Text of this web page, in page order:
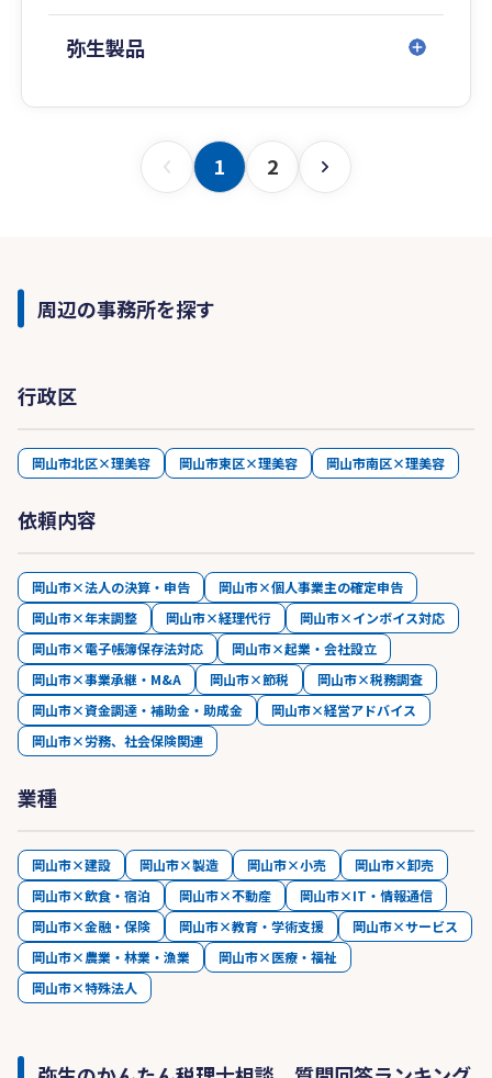
弥生製品
1 2
周辺の事務所を探す
行政区
岡山市北区×理美容 岡山市東区×理美容 岡山市南区×理美容
依頼内容
岡山市×法人の決算・申告
岡山市×個人事業主の確定申告
岡山市×年末調整
岡山市×経理代行
岡山市×インボイス対応
岡山市×電子帳簿保存法対応
岡山市×起業・会社設立
岡山市×事業承継・M&A
岡山市×節税
岡山市×税務調査
岡山市×資金調達・補助金・助成金
岡山市×経営アドバイス
岡山市×労務、社会保険関連
業種
岡山市×建設 岡山市×製造 岡山市×小売
岡山市×卸売
岡山市×飲食・宿泊
岡山市×不動産
岡山市×IT・情報通信
岡山市×金融・保険
岡山市×教育・学術支援
岡山市×サービス
岡山市×農業・林業・漁業
岡山市×医療・福祉
岡山市×特殊法人